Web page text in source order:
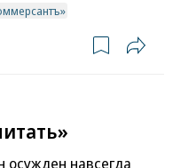
осужден навсегда